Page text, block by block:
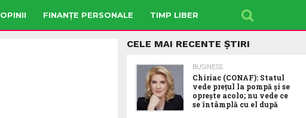
OPINII FINANȚE PERSONALE TIMP LIBER
CELE MAI RECENTE ȘTIRI
BUSINESS
Chiriac (CONAF): Statul
vede prețul la pompă și se
oprește acolo; nu vede ce
se întâmplă cu el după